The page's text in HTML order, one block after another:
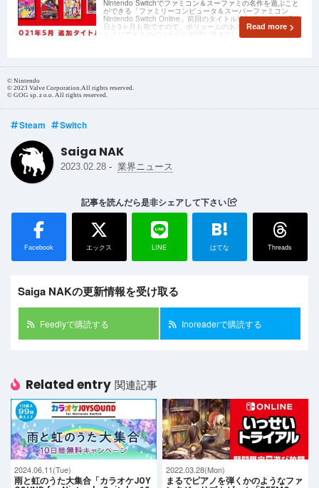
Nintendo Switchでファミコン＆スーファミの名作を遊ぶこと
ができる「ファミリーコンピュータ＆スーパーファミコン
Nintendo Switch Online」前回のタイトル追加は2021年2月17
日と3ヶ月も前ですので、ボリュームのあるタイトルであって
もクリアするのには十分な時間が過ぎています。もうそろそろ
Read more
© Nintendo
© 2023 Valve Corporation.All rights reserved.
© GOG sp. z o.o. All rights reserved.
Steam Switch
Saiga NAK
2023.02.28 - 業界ニュース
記事を読んだら是非シェアして下さい
Facebook エックス LINE
B!
はてな Threads
Saiga NAKの更新情報を受け取る
Feedlyで購読する Inoreaderで購読する
Related entry 関連記事
2024.06.11(Tue)
雨と虹のうた大集合「カラオケJOY
2022.03.28(Mon)
まるでピアノを弾くかのようなファ